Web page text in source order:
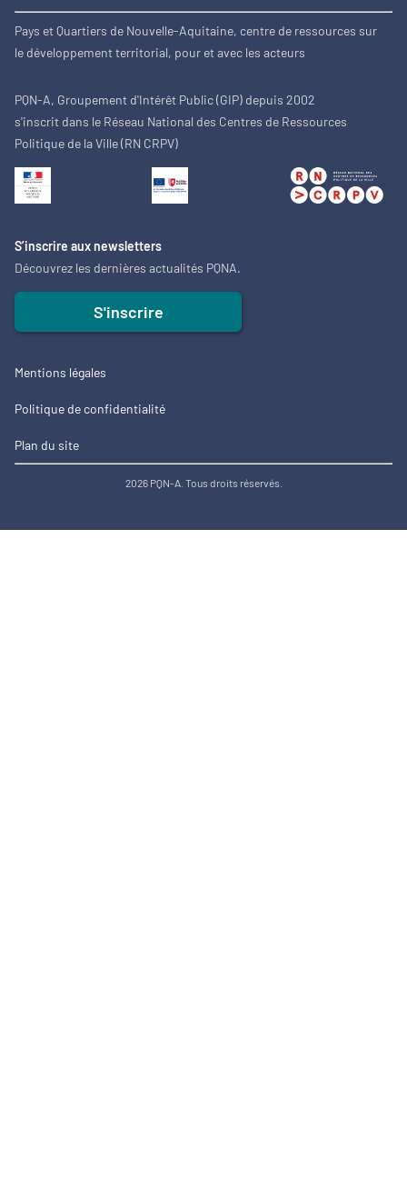
Pays et Quartiers de Nouvelle-Aquitaine, centre de ressources sur
le développement territorial, pour et avec les acteurs
PQN-A, Groupement d'Intérêt Public (GIP) depuis 2002
s'inscrit dans le Réseau National des Centres de Ressources
Politique de la Ville (RN CRPV)
S’inscrire aux newsletters
Découvrez les dernières actualités PQNA.
S'inscrire
Mentions légales
Politique de confidentialité
Plan du site
2026 PQN-A. Tous droits réservés.